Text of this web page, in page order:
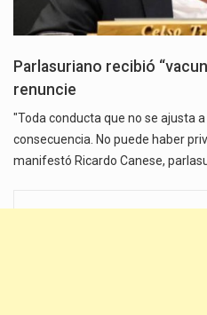
Parlasuriano recibió
renuncie
"Toda conducta que no se ajusta
consecuencia. No puede haber
manifestó Ricardo Canese,